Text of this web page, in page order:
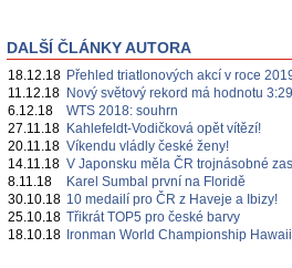
DALŠÍ ČLÁNKY AUTORA
18.12.18 Přehled triatlonových akcí v roce
11.12.18 Nový světový rekord má hodnotu
6.12.18
WTS 2018: souhrn
27.11.18 Kahlefeldt-Vodičková opět vítězí!
20.11.18 Víkendu vládly české ženy!
14.11.18 V Japonsku měla ČR trojnásobné
8.11.18
Karel Sumbal první na Floridě
30.10.18 10 medailí pro ČR z Haveje a Ibizy!
25.10.18 Třikrát TOP5 pro české barvy
18.10.18 Ironman World Championship Hawaii